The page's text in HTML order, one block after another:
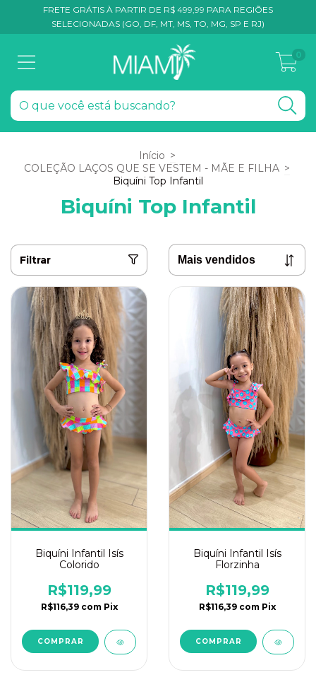
FRETE GRÁTIS À PARTIR DE R$ 499,99 PARA REGIÕES
SELECIONADAS (GO, DF, MT, MS, TO, MG, SP E RJ)
0
Início >
COLEÇÃO LAÇOS QUE SE VESTEM - MÃE E FILHA >
Biquíni Top Infantil
Biquíni Top Infantil
Filtrar
Biquíni Infantil Isís
Colorido
R$119,99
R$116,39 com Pix
COMPRAR
Biquíni Infantil Isís
Florzinha
R$119,99
R$116,39 com Pix
COMPRAR